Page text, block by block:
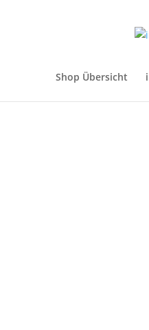
Shop Übersicht